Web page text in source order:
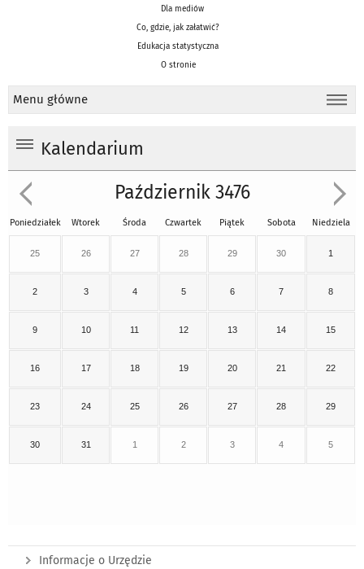
Dla mediów
Co, gdzie, jak załatwić?
Edukacja statystyczna
O stronie
Menu główne
Kalendarium
Październik 3476
Poniedziałek Wtorek Środa Czwartek Piątek Sobota Niedziela
25 26 27 28 29 30 1
2 3 4 5 6 7 8
9 10 11 12 13 14 15
16 17 18 19 20 21 22
23 24 25 26 27 28 29
30 31 1 2 3 4 5
Informacje o Urzędzie